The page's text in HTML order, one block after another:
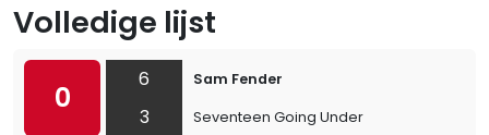
Volledige lijst
0
6
3
Sam Fender
Seventeen Going Under